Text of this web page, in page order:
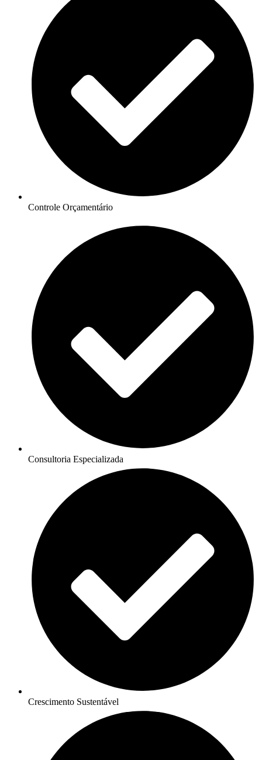
Controle Orçamentário
Consultoria Especializada
Crescimento Sustentável